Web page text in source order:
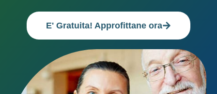
E' Gratuita! Approfittane ora